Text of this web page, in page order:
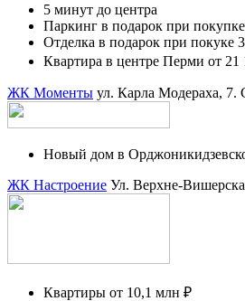
5 минут до центра
Паркинг в подарок при
Отделка в подарок при покуке
Квартира в центре Перми от 21
ЖК Моменты ул. Карла Модераха, 7.
Новый дом в
ЖК Настроение Ул. Верхне-
Квартиры от 10,1 млн ₽